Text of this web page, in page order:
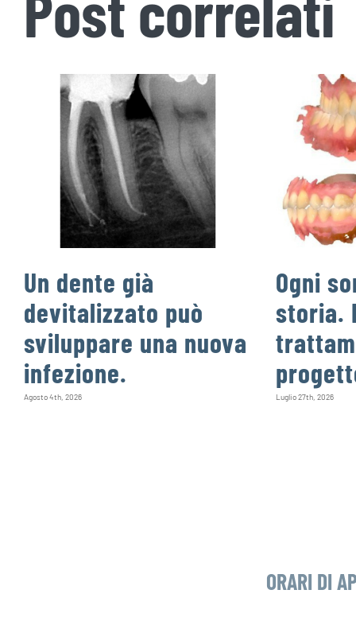
Un dente già
devitalizzato può
sviluppare una nuova
infezione.
Agosto 4th, 2026
Ogni
storia.
Luglio 27th, 2026
ORARI DI